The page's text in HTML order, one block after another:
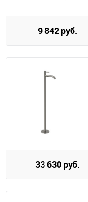
9 842 руб.
33 630 руб.